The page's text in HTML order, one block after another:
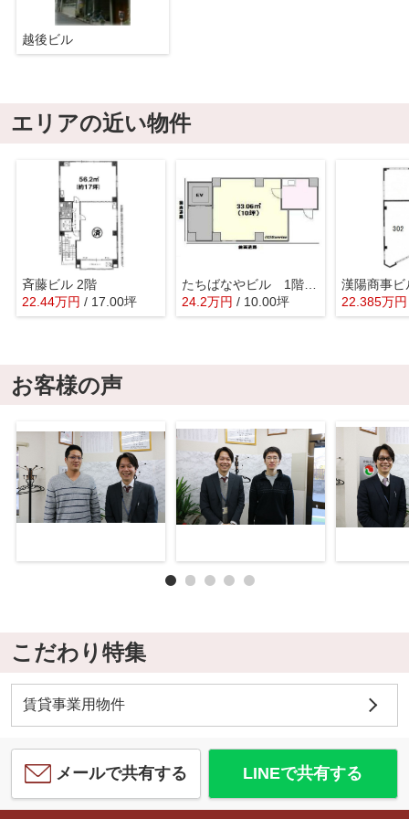
越後ビル
エリアの近い物件
斉藤ビル 2階
22.44万円 / 17.00坪
たちばなやビル 1階店舗.事務所
24.2万円 / 10.00坪 22.385万円
お客様の声
こだわり特集
賃貸事業用物件
メールで共有する LINEで共有する